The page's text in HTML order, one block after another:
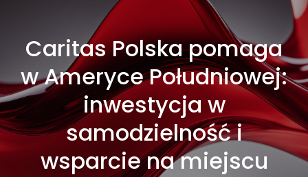
Caritas Polska pomaga
w Ameryce Południowej:
inwestycja w
samodzielność i
wsparcie na miejscu